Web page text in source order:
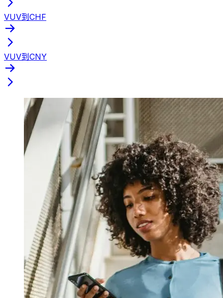
VUV到CHF
VUV到CNY